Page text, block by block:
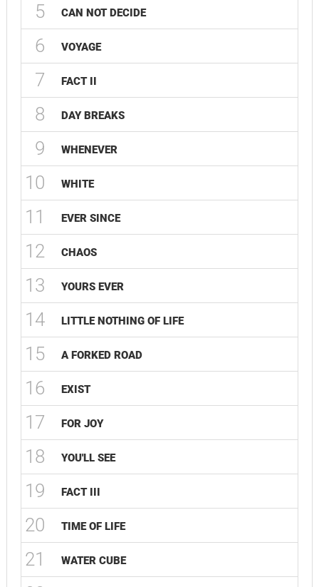
5 CAN NOT DECIDE
6 VOYAGE
7 FACT II
8 DAY BREAKS
9 WHENEVER
10 WHITE
11 EVER SINCE
12 CHAOS
13 YOURS EVER
14 LITTLE NOTHING OF LIFE
15 A FORKED ROAD
16 EXIST
17 FOR JOY
18 YOU'LL SEE
19 FACT III
20 TIME OF LIFE
21 WATER CUBE